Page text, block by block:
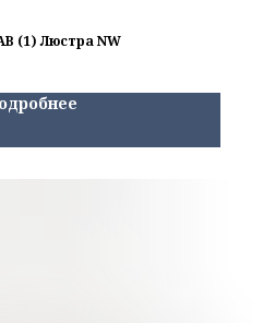
(1) Люстра NW